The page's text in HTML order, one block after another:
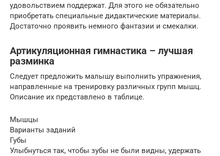
удовольствием поддержат. Для этого не обязательно
приобретать специальные дидактические материалы.
Достаточно проявить немного фантазии и смекалки.
Артикуляционная гимнастика – лучшая
разминка
Следует предложить малышу выполнить упражнения,
направленные на тренировку различных групп мышц.
Описание их представлено в таблице.
Мышцы
Варианты заданий
Губы
Улыбнуться так, чтобы зубы не были видны, удержать